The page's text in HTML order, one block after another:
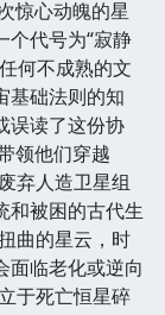
惊心动魄的星
个代号为“寂静
何不成熟的文
基础法则的知
误读了这份协
领他们穿越
弃人造卫星组
和被困的古代生
曲的星云，时
面临老化或逆向
于死亡恒星碎